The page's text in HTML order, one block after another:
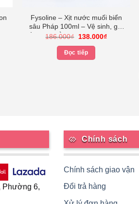
Fysoline – Xịt nước muối biển
sâu Pháp 100ml – Vệ sinh, giữ
ẩm, cân bằng sinh lý niêm mạc
186.000₫ Giá
là:
186.000₫.
138.000₫Giá
Đọc tiếp
Phường 6,
Chính sách
Chính sách giao vận
Đổi trả hàng